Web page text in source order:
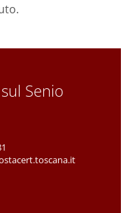
Senio